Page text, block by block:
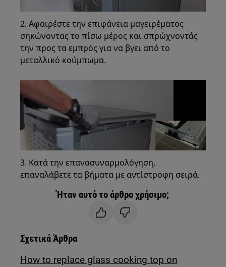
2. Αφαιρέστε την επιφάνεια μαγειρέματος
σηκώνοντας το πίσω μέρος και σπρώχνοντάς
την προς τα εμπρός για να βγει από το
μεταλλικό κούμπωμα.
3. Κατά την επανασυναρμολόγηση,
επαναλάβετε τα βήματα με αντίστροφη σειρά.
Ήταν αυτό το άρθρο χρήσιμο;
Σχετικά Άρθρα
How to replace glass cooking top on